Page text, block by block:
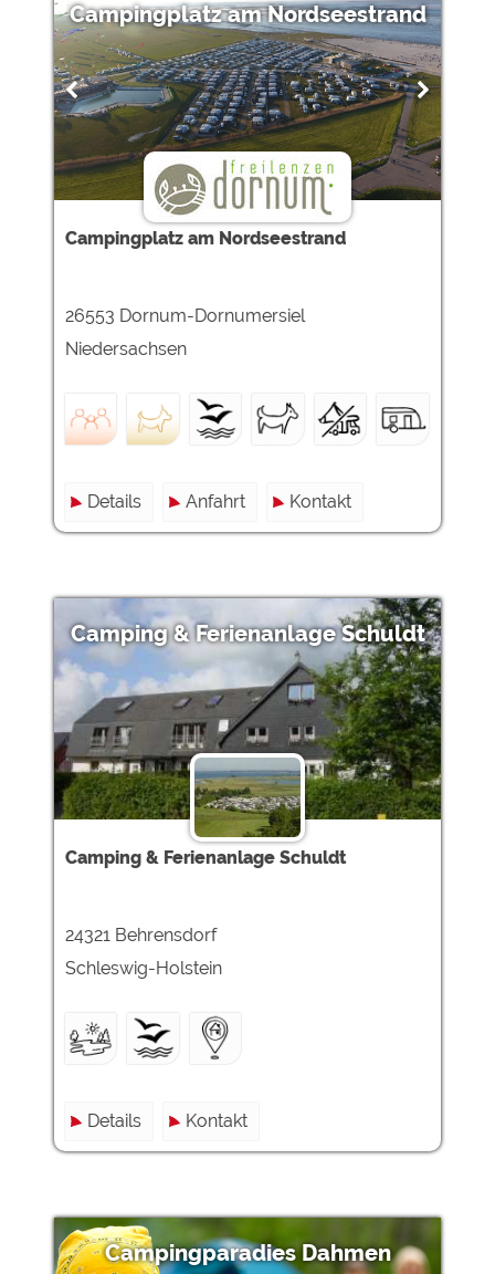
Campingplatz am Nordseestrand
Campingplatz am Nordseestrand
26553 Dornum-Dornumersiel
Niedersachsen
Details Anfahrt Kontakt
Camping & Ferienanlage Schuldt
Camping & Ferienanlage Schuldt
24321 Behrensdorf
Schleswig-Holstein
Details Kontakt
Campingparadies Dahmen